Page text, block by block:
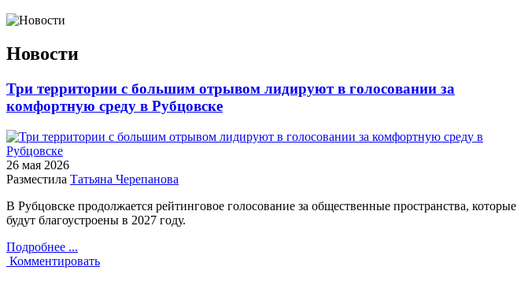
Новости
Три территории с большим отрывом лидируют в голосовании за
комфортную среду в Рубцовске
26 мая 2026
Разместила Татьяна Черепанова
В Рубцовске продолжается рейтинговое голосование за общественные пространства, которые
будут благоустроены в 2027 году.
Подробнее ...
Комментировать